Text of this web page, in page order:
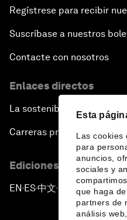
Esta
Las cookies
para
anuncios,
sociales y
que haga
partners de
análisis
Regístrese para recibir
Suscríbase a nuestros
Contacte con nosotros
Enlaces directos
La sostenibilidad en el Foro
Carreras profesionales
Ediciones en otros
EN ▪ES▪中文▪ 日本語